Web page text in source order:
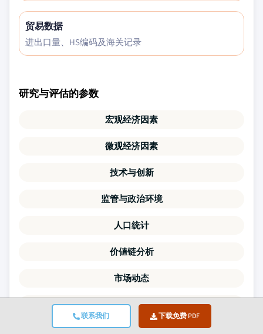
联系我们 下载免费 PDF
贸易数据
进出口量、HS编码及海关记录
研究与评估的参数
宏观经济因素
微观经济因素
技术与创新
监管与政治环境
人口统计
价値链分析
市场动态
波特尔五力模型
PESTLE分析